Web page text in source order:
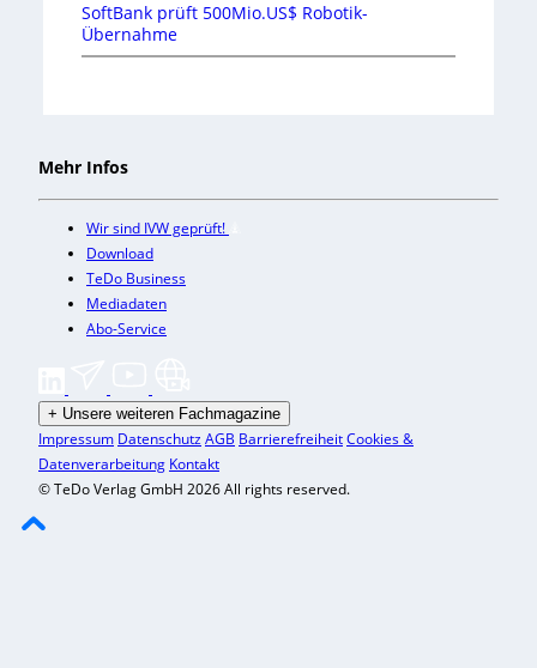
SoftBank prüft 500Mio.US$ Robotik-
Übernahme
Mehr Infos
Wir sind IVW geprüft!
Download
TeDo Business
Mediadaten
Abo-Service
+ Unsere weiteren Fachmagazine
Impressum DatenschutzAGB BarrierefreiheitCookies &
Datenverarbeitung Kontakt
© TeDo Verlag GmbH 2026 All rights reserved.